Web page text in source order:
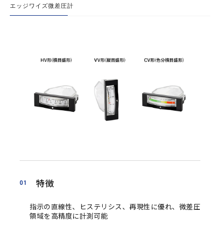
エッジワイズ微差圧計
01 特徴
指示の直線性、ヒステリシス、再現性に優れ、微差圧
領域を高精度に計測可能